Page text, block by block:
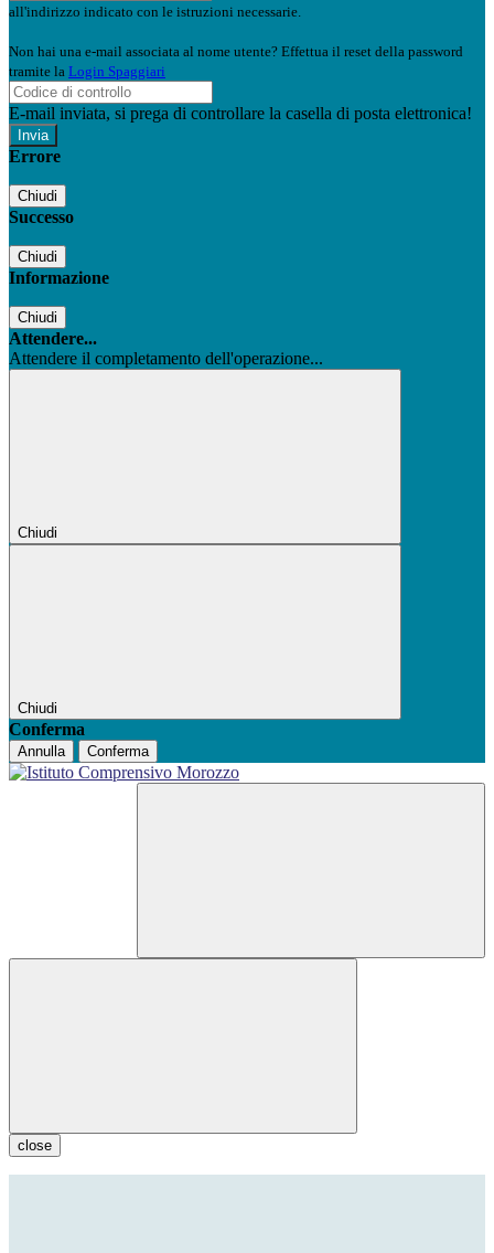
all'indirizzo indicato con le istruzioni necessarie.
Non hai una e-mail associata al nome utente? Effettua il reset della password
tramite la Login Spaggiari
E-mail inviata, si prega di controllare la casella di posta elettronica!
Errore
Chiudi
Successo
Chiudi
Informazione
Chiudi
Attendere...
Attendere il completamento dell'operazione...
Chiudi
Chiudi
Conferma
Annulla Conferma
close